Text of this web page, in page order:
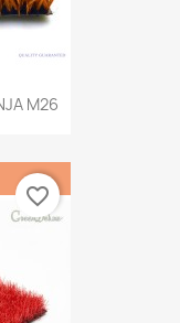
M26
favorite_border